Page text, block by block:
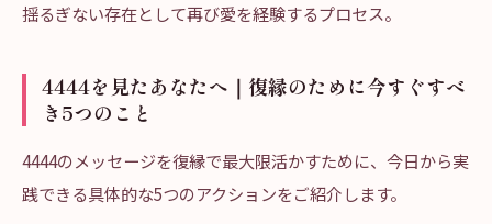
揺るぎない存在として再び愛を経験するプロセス。
4444を見たあなたへ｜復縁のために今すぐすべ
き5つのこと
4444のメッセージを復縁で最大限活かすために、今日から実
践できる具体的な5つのアクションをご紹介します。